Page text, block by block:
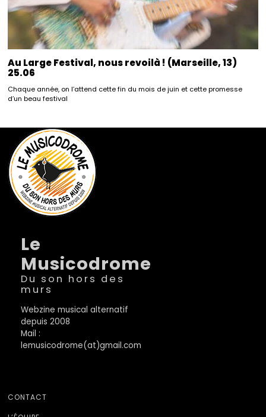
Au Large Festival, nous revoilà ! (Marseille, 13)
25.06
Chaque année, on l’attend cette fin du mois de juin et cette promesse
d’un beau festival
Le
Musicodrome
Du son hors des
murs
Webzine musical alternatif
depuis 2008
Mail :
lemusicodrome(at)gmail.com
CONTACT